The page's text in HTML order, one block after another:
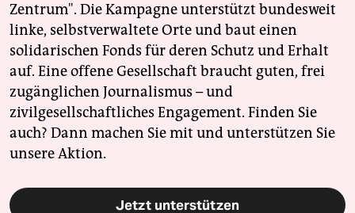
Zentrum". Die Kampagne unterstützt bundesweit
linke, selbstverwaltete Orte und baut einen
solidarischen Fonds für deren Schutz und Erhalt
auf. Eine offene Gesellschaft braucht guten, frei
zugänglichen Journalismus – und
zivilgesellschaftliches Engagement. Finden Sie
auch? Dann machen Sie mit und unterstützen Sie
unsere Aktion.
Jetzt unterstützen